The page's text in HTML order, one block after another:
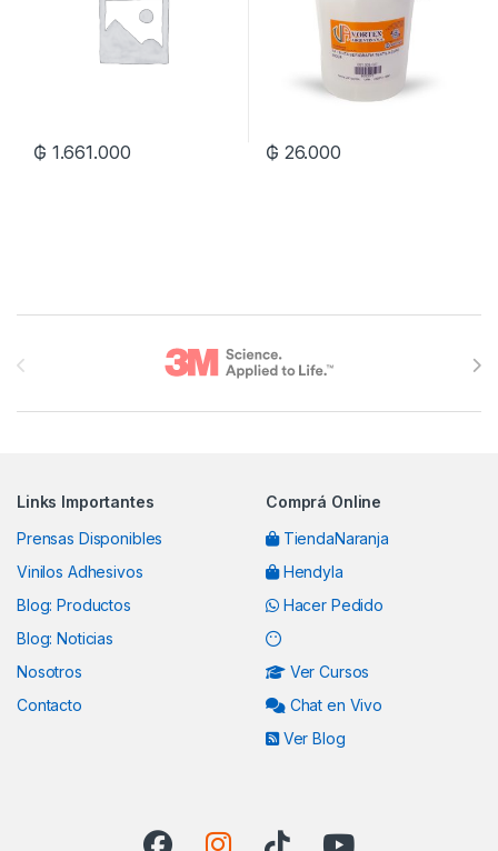
₲ 1.661.000 ₲ 26.000
Links Importantes
Prensas Disponibles
Vinilos Adhesivos
Blog: Productos
Blog: Noticias
Nosotros
Contacto
Comprá Online
TiendaNaranja
Hendyla
Hacer Pedido
Ver Cursos
Chat en Vivo
Ver Blog